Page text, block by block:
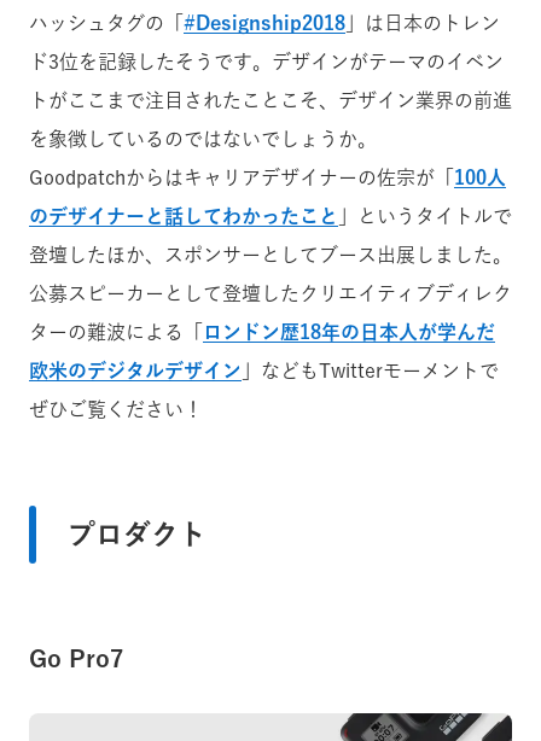
ハッシュタグの「 #Designship2018 」は日本のトレン
ド3位を記録したそうです。デザインがテーマのイベン
トがここまで注目されたことこそ、デザイン業界の前進
を象徴しているのではないでしょうか。
Goodpatchからはキャリアデザイナーの佐宗が
100人
のデザイナーと話してわかったこと
」というタイトルで
登壇したほか、スポンサーとしてブース出展しました。
公募スピーカーとして登壇した クリエイティブディレク
ターの難波による「
ロンドン歴18年の日本人が学んだ
欧米のデジタルデザイン
」などもTwitterモーメントで
ぜひご覧ください！
プロダクト
Go Pro7